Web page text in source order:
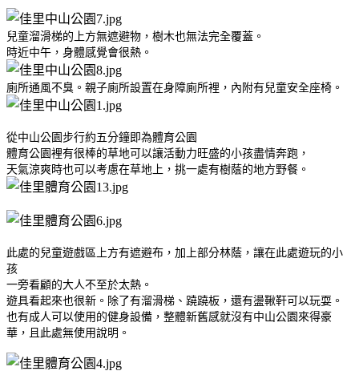
兒童溜滑梯的上方無遮避物，樹木也無法完全覆蓋。
時近中午，身體感覺會很熱。
廁所通風不臭。親子廁所設置在身障廁所裡，內附有兒童安全座椅。
從中山公園步行約五分鐘即為體育公園
體育公園裡有很棒的草地可以讓活動力旺盛的小孩盡情奔跑，
天氣涼爽時也可以考慮在草地上，挑一處有樹蔭的地方野餐。
此處的兒童遊戲區上方有遮避布，加上部分林蔭，讓在此處遊玩的小
孩
一旁看顧的大人不至於太熱。
遊具看起來也很新。除了有溜滑梯、蹺蹺板，還有盪鞦靬可以玩耍。
也有成人可以使用的健身設備，整體新舊感就沒有中山公園來得豪
華，且此處無使用說明。